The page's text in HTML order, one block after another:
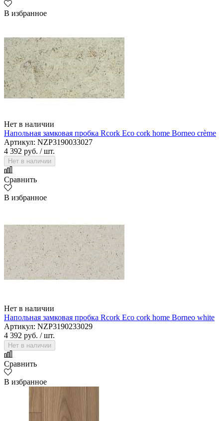
В избранное
Нет в наличии
Напольная замковая пробка Rcork Eco cork home Borneo crème
Артикул: NZP3190033027
4 392 руб. / шт.
Нет в наличии
Сравнить
В избранное
Нет в наличии
Напольная замковая пробка Rcork Eco cork home Borneo white
Артикул: NZP3190233029
4 392 руб. / шт.
Нет в наличии
Сравнить
В избранное